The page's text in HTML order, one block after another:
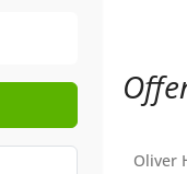
Oliver